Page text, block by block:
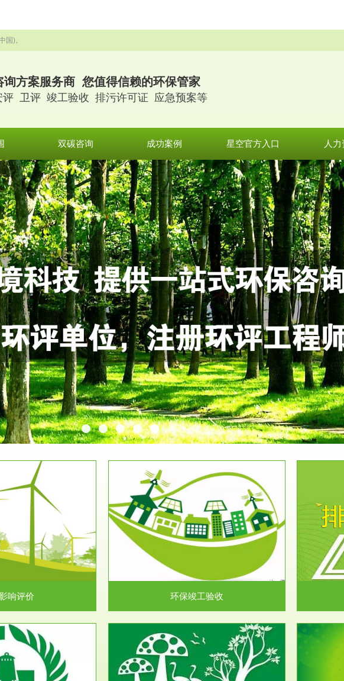
国)。
询方案服务商 您值得信赖的环保管家
评 卫评 竣工验收 排污许可证 应急预案等
双碳咨询 成功案例 星空官方入口 人力
响评价
务范围
保竣工验收
保护管理条例》第十七条 编
影响报告书、...
环保竣工验收
服务范围
排污许可证
排污许可申报咨询：（排污许可证）根据《中华
人民共和国环境保护法》...
务范围 服务范围